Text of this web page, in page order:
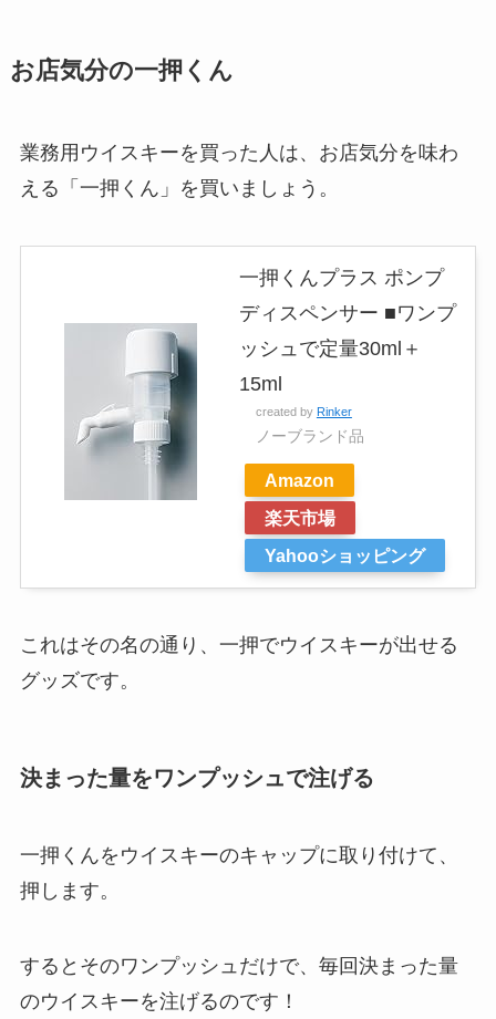
お店気分の一押くん
業務用ウイスキーを買った人は、お店気分を味わ
える「一押くん」を買いましょう。
一押くんプラス ポンプ
ディスペンサー ■ワンプ
ッシュで定量30ml＋
15ml
created by Rinker
ノーブランド品
Amazon
楽天市場
Yahooショッピング
これはその名の通り、一押でウイスキーが出せる
グッズです。
決まった量をワンプッシュで注げる
一押くんをウイスキーのキャップに取り付けて、
押します。
するとそのワンプッシュだけで、毎回決まった量
のウイスキーを注げるのです！